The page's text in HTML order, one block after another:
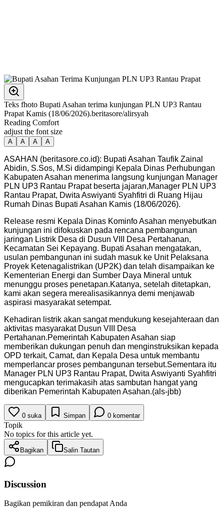
Teks fhoto Bupati Asahan terima kunjungan PLN UP3 Rantau
Prapat Kamis (18/06/2026).beritasore/alirsyah
Reading Comfort
adjust the font size
A A A A
ASAHAN (beritasore.co.id): Bupati Asahan Taufik Zainal
Abidin, S.Sos, M.Si didampingi Kepala Dinas Perhubungan
Kabupaten Asahan menerima langsung kunjungan Manager
PLN UP3 Rantau Prapat beserta jajaran,Manager PLN UP3
Rantau Prapat, Dwita Aswiyanti Syahfitri di Ruang Hijau
Rumah Dinas Bupati Asahan Kamis (18/06/2026).
Release resmi Kepala Dinas Kominfo Asahan menyebutkan
kunjungan ini difokuskan pada rencana pembangunan
jaringan Listrik Desa di Dusun VIII Desa Pertahanan,
Kecamatan Sei Kepayang. Bupati Asahan mengatakan,
usulan pembangunan ini sudah masuk ke Unit Pelaksana
Proyek Ketenagalistrikan (UP2K) dan telah disampaikan ke
Kementerian Energi dan Sumber Daya Mineral untuk
menunggu proses penetapan.Katanya, setelah ditetapkan,
kami akan segera merealisasikannya demi menjawab
aspirasi masyarakat setempat.
Kehadiran listrik akan sangat mendukung kesejahteraan dan
aktivitas masyarakat Dusun VIII Desa
Pertahanan.Pemerintah Kabupaten Asahan siap
memberikan dukungan penuh dan menginstruksikan kepada
OPD terkait, Camat, dan Kepala Desa untuk membantu
memperlancar proses pembangunan tersebut.Sementara itu
Manager PLN UP3 Rantau Prapat, Dwita Aswiyanti Syahfitri
mengucapkan terimakasih atas sambutan hangat yang
diberikan Pemerintah Kabupaten Asahan.(als-jbb)
0 suka Simpan 0 komentar
Topik
No topics for this article yet.
Bagikan Salin Tautan
Discussion
Bagikan pemikiran dan pendapat Anda